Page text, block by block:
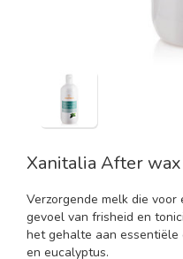
Xanitalia After
Verzorgende melk die voor
gevoel van frisheid en
het gehalte aan essentiële
en eucalyptus.